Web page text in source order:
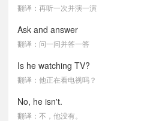
翻译：再听一次并演一演
Ask and answer
翻译：问一问并答一答
Is he watching TV?
翻译：他正在看电视吗？
No, he isn't.
翻译：不，他没有。